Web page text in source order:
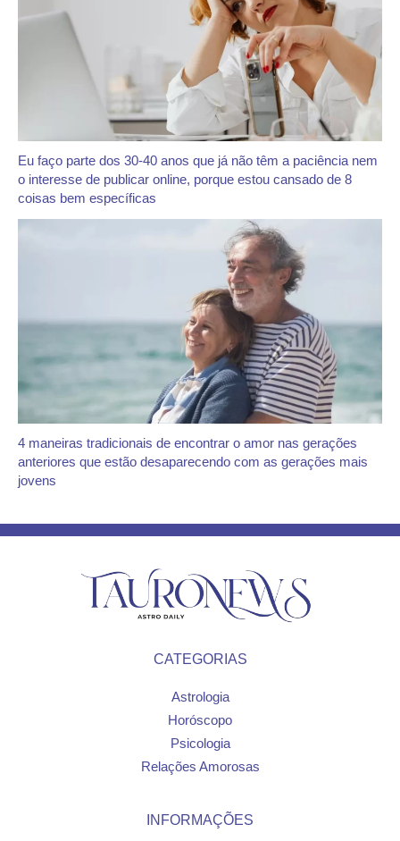
Eu faço parte dos 30-40 anos que já não têm a paciência nem
o interesse de publicar online, porque estou cansado de 8
coisas bem específicas
4 maneiras tradicionais de encontrar o amor nas gerações
anteriores que estão desaparecendo com as gerações mais
jovens
CATEGORIAS
Astrologia
Horóscopo
Psicologia
Relações Amorosas
INFORMAÇÕES